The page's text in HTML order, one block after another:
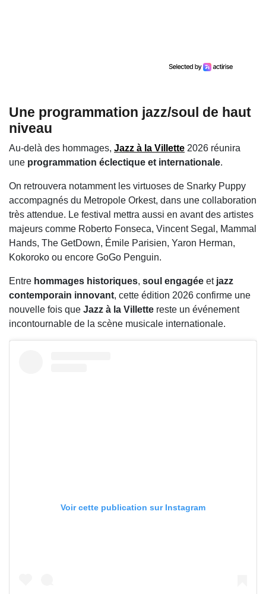
Une programmation jazz/soul de haut
niveau
Au-delà des hommages, Jazz à la Villette 2026 réunira
une programmation éclectique et internationale.
On retrouvera notamment les virtuoses de Snarky Puppy
accompagnés du Metropole Orkest, dans une collaboration
très attendue. Le festival mettra aussi en avant des artistes
majeurs comme Roberto Fonseca, Vincent Segal , Mammal
Hands, The GetDown, Émile Parisien, Yaron Herman,
Kokoroko ou encore GoGo Penguin.
Entre hommages historiques, soul engagée et jazz
contemporain innovant, cette édition 2026 confirme une
nouvelle fois que Jazz à la Villette reste un événement
incontournable de la scène musicale internationale.
Voir cette publication sur Instagram